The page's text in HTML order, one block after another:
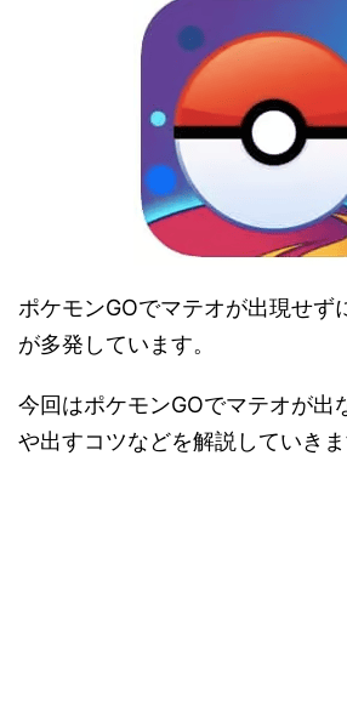
ポケモンGOでマテオが出現せず
が多発しています。
今回はポケモンGOでマテオが出
や出すコツなどを解説していきま